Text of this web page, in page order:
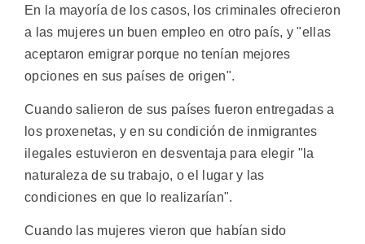
En la mayoría de los casos, los criminales ofrecieron
a las mujeres un buen empleo en otro país, y "ellas
aceptaron emigrar porque no tenían mejores
opciones en sus países de origen".
Cuando salieron de sus países fueron entregadas a
los proxenetas, y en su condición de inmigrantes
ilegales estuvieron en desventaja para elegir "la
naturaleza de su trabajo, o el lugar y las
condiciones en que lo realizarían".
Cuando las mujeres vieron que habían sido